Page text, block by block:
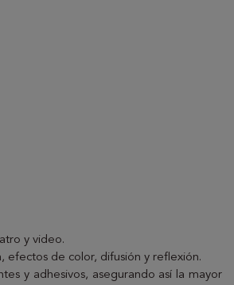
y video.
efectos de color, difusión y reflexión.
y adhesivos, asegurando así la mayor